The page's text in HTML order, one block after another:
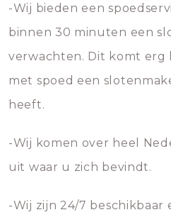
-Wij bieden een
binnen 30 minuten een
verwachten. Dit komt erg
met spoed een
heeft.
-Wij komen over heel
uit waar u zich bevindt.
-Wij zijn 24/7